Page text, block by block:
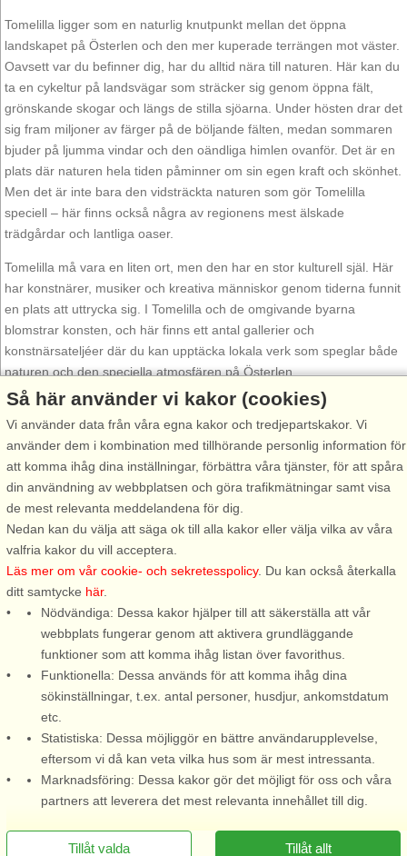
Tomelilla ligger som en naturlig knutpunkt mellan det öppna
landskapet på Österlen och den mer kuperade terrängen mot väster.
Oavsett var du befinner dig, har du alltid nära till naturen. Här kan du
ta en cykeltur på landsvägar som sträcker sig genom öppna fält,
grönskande skogar och längs de stilla sjöarna. Under hösten drar det
sig fram miljoner av färger på de böljande fälten, medan sommaren
bjuder på ljumma vindar och den oändliga himlen ovanför. Det är en
plats där naturen hela tiden påminner om sin egen kraft och skönhet.
Men det är inte bara den vidsträckta naturen som gör Tomelilla
speciell – här finns också några av regionens mest älskade
trädgårdar och lantliga oaser.
Tomelilla må vara en liten ort, men den har en stor kulturell själ. Här
har konstnärer, musiker och kreativa människor genom tiderna funnit
en plats att uttrycka sig. I Tomelilla och de omgivande byarna
blomstrar konsten, och här finns ett antal gallerier och
konstnärsateljéer där du kan upptäcka lokala verk som speglar både
naturen och den speciella atmosfären på Österlen.
En av de mest kända platserna är Tomelilla Konsthall, som under
året bjuder på både samtida konst och klassiska utställningar. Här
kan du ta del av både internationella och lokala konstnärers verk och
ofta delta i spännande evenemang och aktiviteter för alla åldrar.
Tomelilla har också en livlig teater- och musikscen, där små, intima
föreställningar bjuder på både skratt, eftertanke och känsloladdade
stunder.
Tomelilla och de omgivande byarna är kända för sina odlare och små
gårdsbutiker där du hittar flera av regionens charmigaste
gårdsbutiker där du kan köpa hantverkar, färska råvaror eller kanske
en flaska lokal honung. Den näringsrika jorden och det milda klimatet
på Österlen gör att lokala produkter som grönsaker, bär, ostar och
köttprodukter är av högsta kvalitet. I Tomelilla hittar du små
restauranger och caféer där du kan njuta av allt från klassiska
svenska rätter till moderna matupplevelser med en lokal twist. Under
året arrangeras flera evenemang i Tomelilla som samlar både
lokalbefolkning och besökare. Från marknader och festivaler till
hantverksdagar och gemensamma trädgårdsprojekt, alltid med en
känsla av samhörighet och kreativitet.
Så här använder vi kakor (cookies)
Vi använder data från våra egna kakor och tredjepartskakor. Vi
använder dem i kombination med tillhörande personlig information för
att komma ihåg dina inställningar, förbättra våra tjänster, för att spåra
din användning av webbplatsen och göra trafikmätningar samt visa
de mest relevanta meddelandena för dig.
Nedan kan du välja att säga ok till alla kakor eller välja vilka av våra
valfria kakor du vill acceptera.
Läs mer om vår cookie- och sekretesspolicy. Du kan också återkalla
ditt samtycke här.
Nödvändiga: Dessa kakor hjälper till att säkerställa att vår
webbplats fungerar genom att aktivera grundläggande
funktioner som att komma ihåg listan över favorithus.
Funktionella: Dessa används för att komma ihåg dina
sökinställningar, t.ex. antal personer, husdjur, ankomstdatum
etc.
Statistiska: Dessa möjliggör en bättre användarupplevelse,
eftersom vi då kan veta vilka hus som är mest intressanta.
Marknadsföring: Dessa kakor gör det möjligt för oss och våra
partners att leverera det mest relevanta innehållet till dig.
Tillåt allt
Tillåt valda